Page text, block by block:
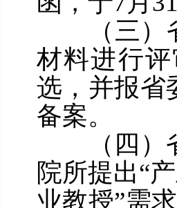
（三）省
材料进行
选，并报省
备案。
（四）省
院所提出“
业教授”需